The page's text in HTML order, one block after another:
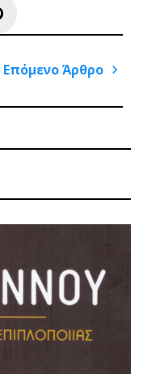
Pinterest
Επόμενο Άρθρο